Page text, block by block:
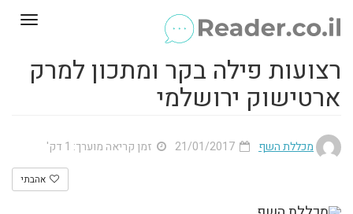
רצועות פילה בקר ומתכון למרק
ארטישוק ירושלמי
מכללת השף זמן קריאה מוערך: 1 דק'
אהבתי